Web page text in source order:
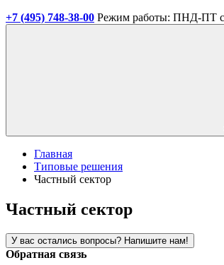
+7 (495) 748-38-00 Режим работы: ПНД-ПТ с
Главная
Типовые решения
Частный сектор
Частный сектор
У вас остались вопросы? Напишите нам!
Обратная связь